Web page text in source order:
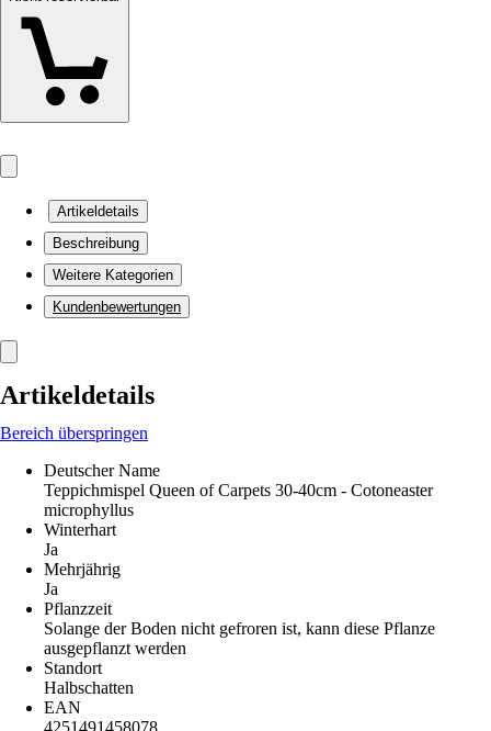
Artikeldetails
Beschreibung
Weitere Kategorien
Kundenbewertungen
Artikeldetails
Bereich überspringen
Deutscher Name
Teppichmispel Queen of Carpets 30-40cm - Cotoneaster
microphyllus
Winterhart
Ja
Mehrjährig
Ja
Pflanzzeit
Solange der Boden nicht gefroren ist, kann diese Pflanze
ausgepflanzt werden
Standort
Halbschatten
EAN
4251491458078